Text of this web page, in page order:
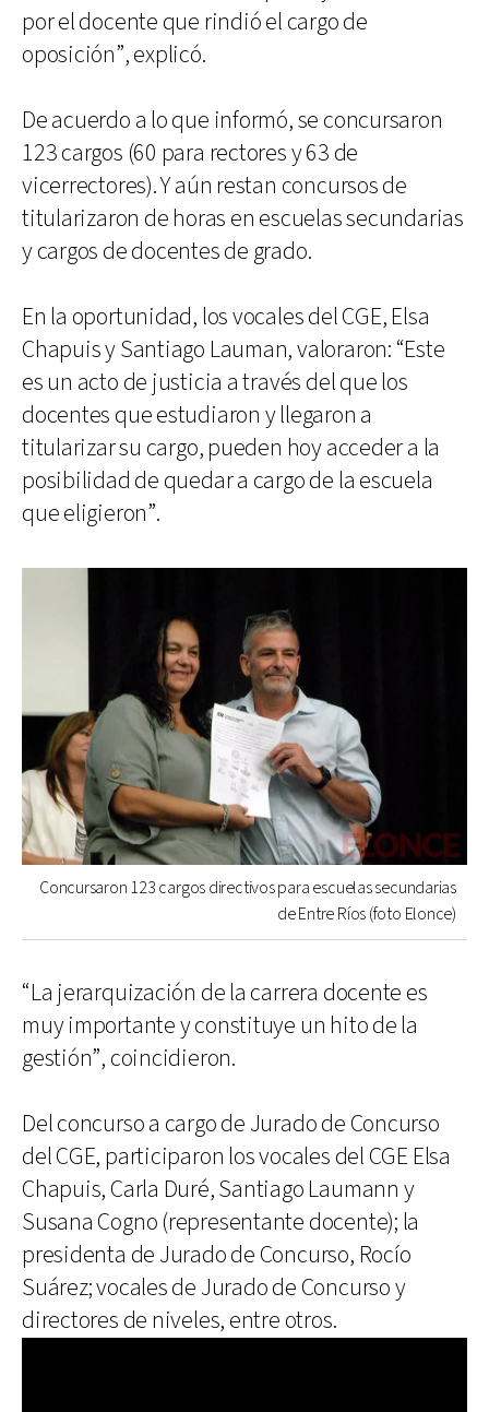
por el docente que rindió el cargo de
oposición”, explicó.
De acuerdo a lo que informó, se concursaron
123 cargos (60 para rectores y 63 de
vicerrectores). Y aún restan concursos de
titularizaron de horas en escuelas secundarias
y cargos de docentes de grado.
En la oportunidad, los vocales del CGE, Elsa
Chapuis y Santiago Lauman, valoraron: “Este
es un acto de justicia a través del que los
docentes que estudiaron y llegaron a
titularizar su cargo, pueden hoy acceder a la
posibilidad de quedar a cargo de la escuela
que eligieron”.
Concursaron 123 cargos directivos para escuelas secundarias
de Entre Ríos (foto Elonce)
“La jerarquización de la carrera docente es
muy importante y constituye un hito de la
gestión”, coincidieron.
Del concurso a cargo de Jurado de Concurso
del CGE, participaron los vocales del CGE Elsa
Chapuis, Carla Duré, Santiago Laumann y
Susana Cogno (representante docente); la
presidenta de Jurado de Concurso, Rocío
Suárez; vocales de Jurado de Concurso y
directores de niveles, entre otros.